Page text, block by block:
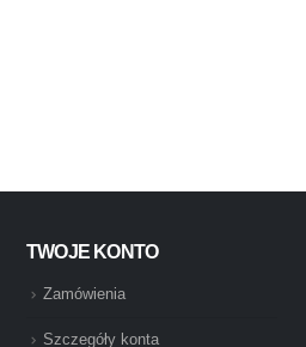
TWOJE KONTO
Zamówienia
Szczegóły konta